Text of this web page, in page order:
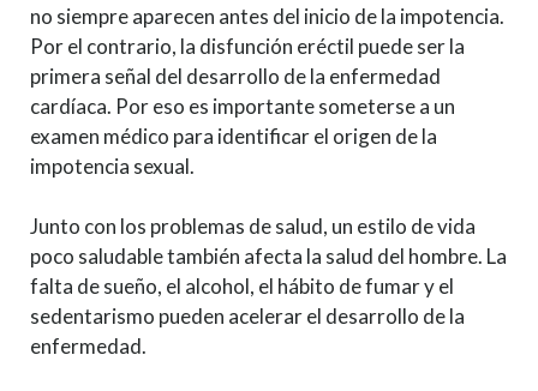
no siempre aparecen antes del inicio de la impotencia.
Por el contrario, la disfunción eréctil puede ser la
primera señal del desarrollo de la enfermedad
cardíaca. Por eso es importante someterse a un
examen médico para identificar el origen de la
impotencia sexual.
Junto con los problemas de salud, un estilo de vida
poco saludable también afecta la salud del hombre. La
falta de sueño, el alcohol, el hábito de fumar y el
sedentarismo pueden acelerar el desarrollo de la
enfermedad.